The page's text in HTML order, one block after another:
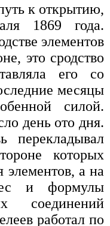
к открытию,
1869 года.
элементов
это сродство
его со
месяцы
силой.
день ото дня.
которых
а на
и формулы
соединений
работал по